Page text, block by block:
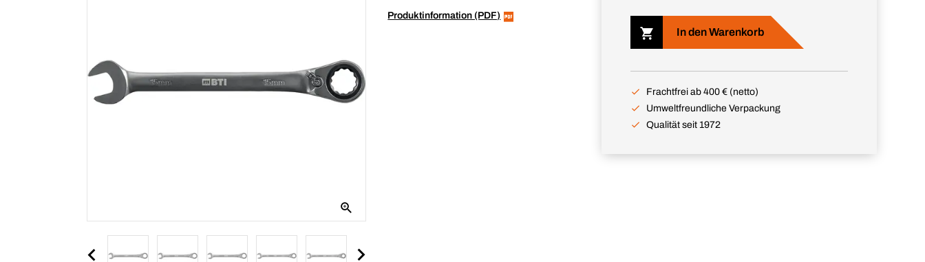
Produktinformation (PDF)
In den Warenkorb
Frachtfrei ab 400 € (netto)
Umweltfreundliche Verpackung
Qualität seit 1972